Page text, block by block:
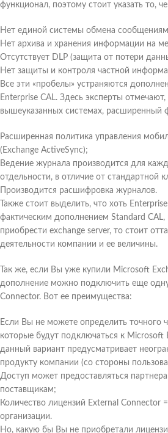
функционал, поэтому стоит указать то,
Нет единой системы обмена
Нет архива и хранения информации на
Отсутствует DLP (защита от потери
Нет защиты и контроля частной
Все эти «пробелы» устраняются
Enterprise CAL. Здесь эксперты
вышеуказанных системах, расширенный
Расширенная политика управления
(Exchange ActiveSync);
Ведение журнала производится для
отдельности, в отличие от стандартной
Производится расшифровка журналов.
Также стоит выделить, что хоть
фактическим дополнением Standard
приобрести exchange server, то стоит
деятельности компании и ее величины.
Так же, если Вы уже купили Microsoft
дополнение можно подключить еще
Connector. Вот ее преимущества:
Если Вы не можете определить точного
которые будут подключаться к Microsoft
данный вариант предусматривает
продукту компании (со стороны
Доступ может предоставляться
поставщикам;
Количество лицензий External Connector
организации.
Но, какую бы Вы не приобретали